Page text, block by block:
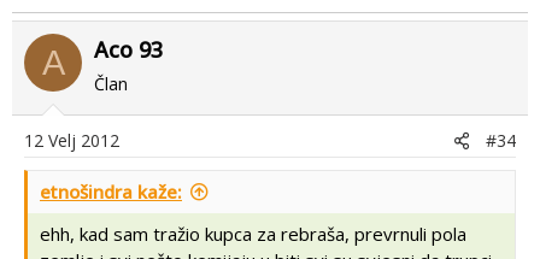
A Aco 93
Član
12 Velj 2012 #34
etnošindra kaže:
ehh, kad sam tražio kupca za rebraša, prevrnuli pola